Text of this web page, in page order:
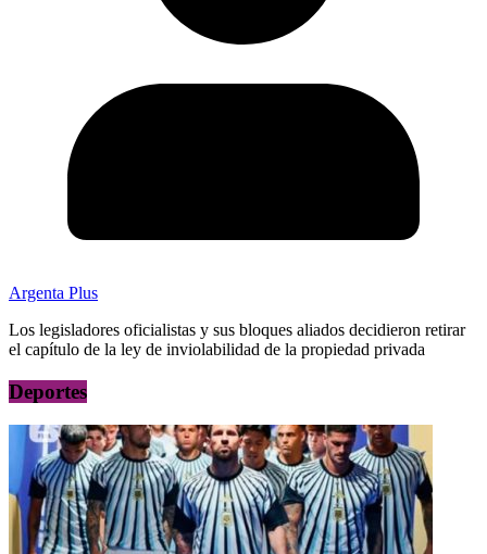
Argenta Plus
Los legisladores oficialistas y sus bloques aliados decidieron retirar
el capítulo de la ley de inviolabilidad de la propiedad privada
Deportes